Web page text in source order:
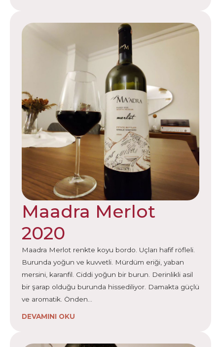
Maadra Merlot
2020
Maadra Merlot renkte koyu bordo. Uçları hafif röfleli.
Burunda yoğun ve kuvvetli. Mürdüm eriği, yaban
mersini, karanfil. Ciddi yoğun bir burun. Derinlikli asil
bir şarap olduğu burunda hissediliyor. Damakta güçlü
ve aromatik. Önden…
DEVAMINI OKU